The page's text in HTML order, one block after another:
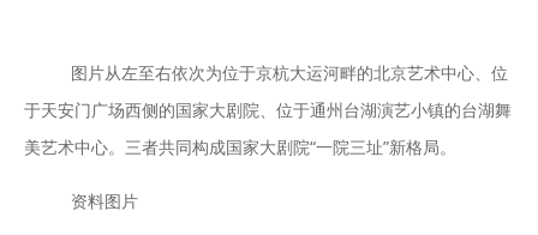
图片从左至右依次为位于京杭大运河畔的北京艺术中心、位
于天安门广场西侧的国家大剧院、位于通州台湖演艺小镇的台湖舞
美艺术中心。三者共同构成国家大剧院“一院三址”新格局。
资料图片